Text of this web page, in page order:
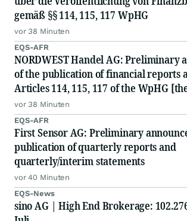
gemäß §§ 114, 115, 117 WpHG
vor 38 Minuten
EQS-AFR
NORDWEST Handel AG: Preliminary
of the publication of financial reports
Articles 114, 115, 117 of the WpHG
Securities Act]
vor 38 Minuten
EQS-AFR
First Sensor AG: Preliminary
publication of quarterly reports and
quarterly/interim statements
vor 40 Minuten
EQS-News
sino AG | High End Brokerage: